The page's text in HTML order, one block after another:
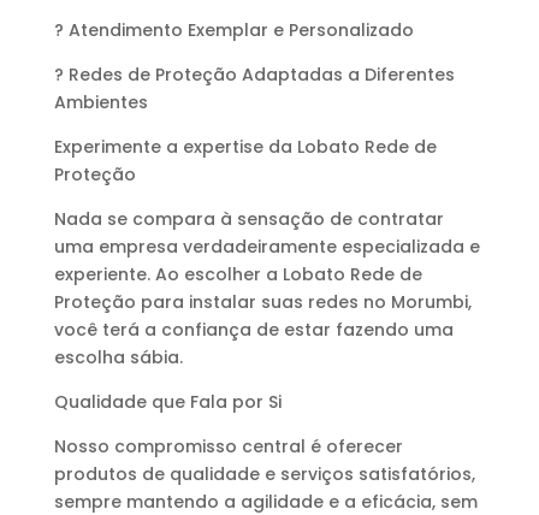
? Atendimento Exemplar e Personalizado
? Redes de Proteção Adaptadas a Diferentes
Ambientes
Experimente a expertise da Lobato Rede de
Proteção
Nada se compara à sensação de contratar
uma empresa verdadeiramente especializada e
experiente. Ao escolher a Lobato Rede de
Proteção para instalar suas redes no Morumbi,
você terá a confiança de estar fazendo uma
escolha sábia.
Qualidade que Fala por Si
Nosso compromisso central é oferecer
produtos de qualidade e serviços satisfatórios,
sempre mantendo a agilidade e a eficácia, sem